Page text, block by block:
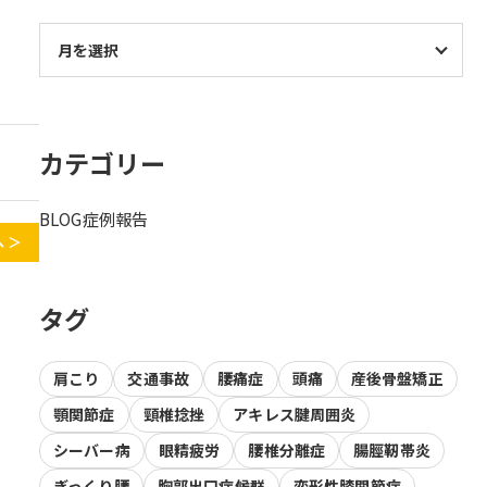
＞
カテゴリー
BLOG症例報告
タグ
肩こり 交通事故 腰痛症 頭痛
産後骨盤矯正
顎関節症
頸椎捻挫
アキレス腱周囲炎
シーバー病
眼精疲労 腰椎分離症
腸脛靭帯炎